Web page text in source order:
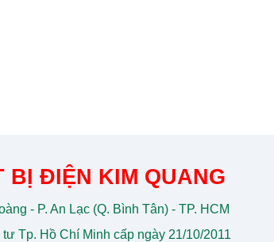
BỊ ĐIỆN KIM QUANG
- P. An Lạc (Q. Bình Tân) - TP. HCM
Tp. Hồ Chí Minh cấp ngày 21/10/2011